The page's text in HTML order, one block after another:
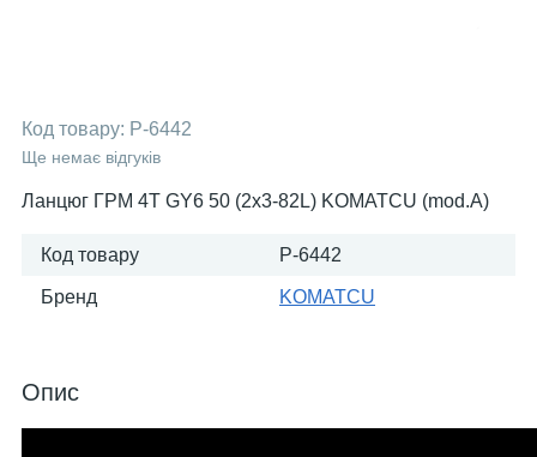
Код товару: P-6442
Ще немає відгуків
Ланцюг ГРМ 4T GY6 50 (2x3-82L) KOMATCU (mod.A)
Код товару P-6442
Бренд KOMATСU
Опис